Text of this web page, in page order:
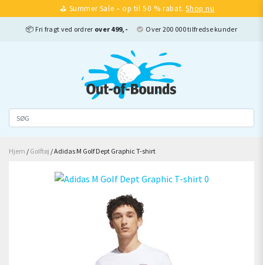
⛳ Summer Sale – op til 50 % rabat.Shop nu
📦 Fri fragt ved ordrer over 499,- Over 200 000 tilfredse kunder
Hjem / Golftøj / Adidas M Golf Dept Graphic T-shirt